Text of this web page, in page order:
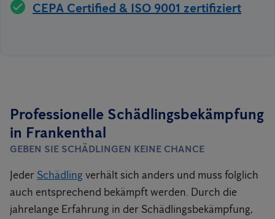
CEPA Certified & ISO 9001 zertifiziert
Professionelle Schädlingsbekämpfung
in Frankenthal
GEBEN SIE SCHÄDLINGEN KEINE CHANCE
Jeder Schädling verhält sich anders und muss folglich
auch entsprechend bekämpft werden. Durch die
jahrelange Erfahrung in der Schädlingsbekämpfung,